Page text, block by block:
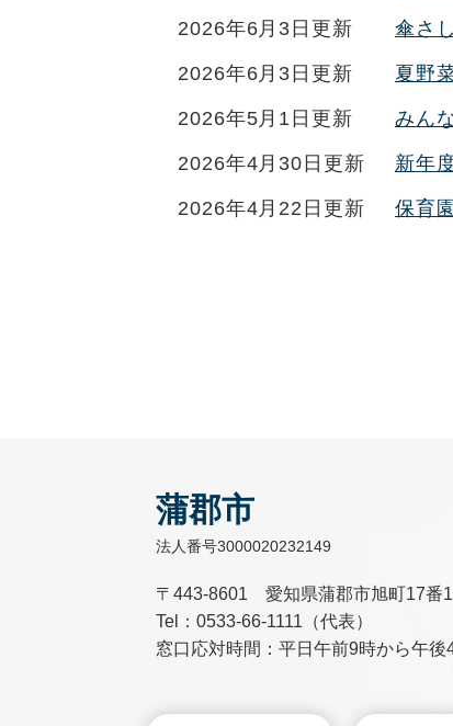
2026年6月3日更新 傘さ
2026年6月3日更新 夏野
2026年5月1日更新 みん
2026年4月30日更新 新年
2026年4月22日更新 保育
蒲郡市
法人番号3000020232149
〒443-8601 愛知県蒲郡市旭町17番
Tel：0533-66-1111（代表）
窓口応対時間：平日午前9時から午後